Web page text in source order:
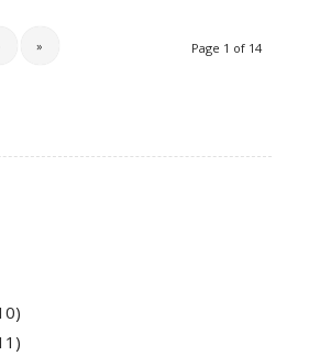
Page 1 of 14
»